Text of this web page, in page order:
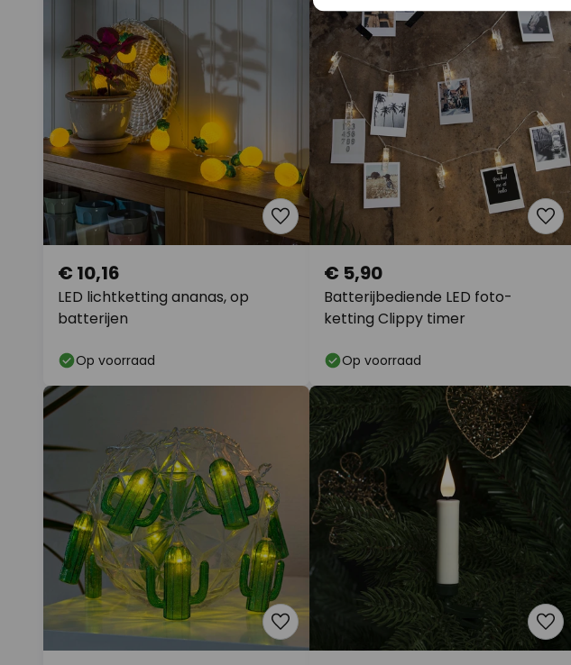
LED lichtketting ananas, op
batterijen
€ 10,16
Op voorraad
Batterijbediende LED foto-
ketting Clippy timer
€ 5,90
Op voorraad